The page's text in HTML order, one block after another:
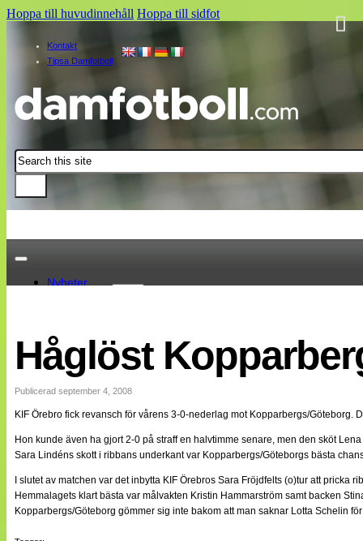
Hoppa till huvudinnehåll Hoppa till sidfot
Kontakt
Tipsa Damfotboll
Sök
Nyheter
Landslaget
EM 2013
Internationellt
Bildreportage
Bloggar
Lagen
Webb-TV
Medlemsbilder
Till klubbkassan
NÄTverket
Håglöst
Publicerad september 4, 2008
KIF Örebro fick revansch för vårens 3-0-nederlag mot Kopparbergs/
Hon kunde även ha gjort 2-0 på straff en halvtimme senare, men den sköt
Sara Lindéns skott i ribbans underkant var Kopparbergs/Göteborgs bästa
I slutet av matchen var det inbytta KIF Örebros Sara Fröjdfelts (o)tur att pricka
Hemmalagets klart bästa var målvakten Kristin Hammarström samt backen
Kopparbergs/Göteborg gömmer sig inte bakom att man saknar Lotta Schelin